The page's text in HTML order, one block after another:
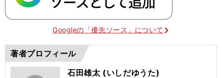
Googleの「優先ソース」について
著者プロフィール
石田雄太 (いしだゆうた)